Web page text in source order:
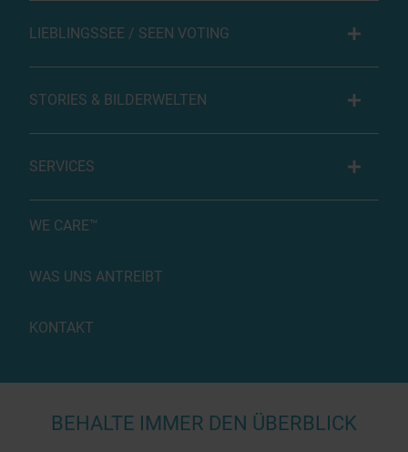
LIEBLINGSSEE / SEEN VOTING
STORIES & BILDERWELTEN
SERVICES
WE CARE™
WAS UNS ANTREIBT
KONTAKT
BEHALTE IMMER DEN ÜBERBLICK